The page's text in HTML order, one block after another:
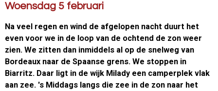
Woensdag 5 februari
Na veel regen en wind de afgelopen nacht duurt het
even voor we in de loop van de ochtend de zon weer
zien. We zitten dan inmiddels al op de snelweg van
Bordeaux naar de Spaanse grens. We stoppen in
Biarritz. Daar ligt in de wijk Milady een camperplek vlak
aan zee. 's Middags langs die zee in de zon naar het